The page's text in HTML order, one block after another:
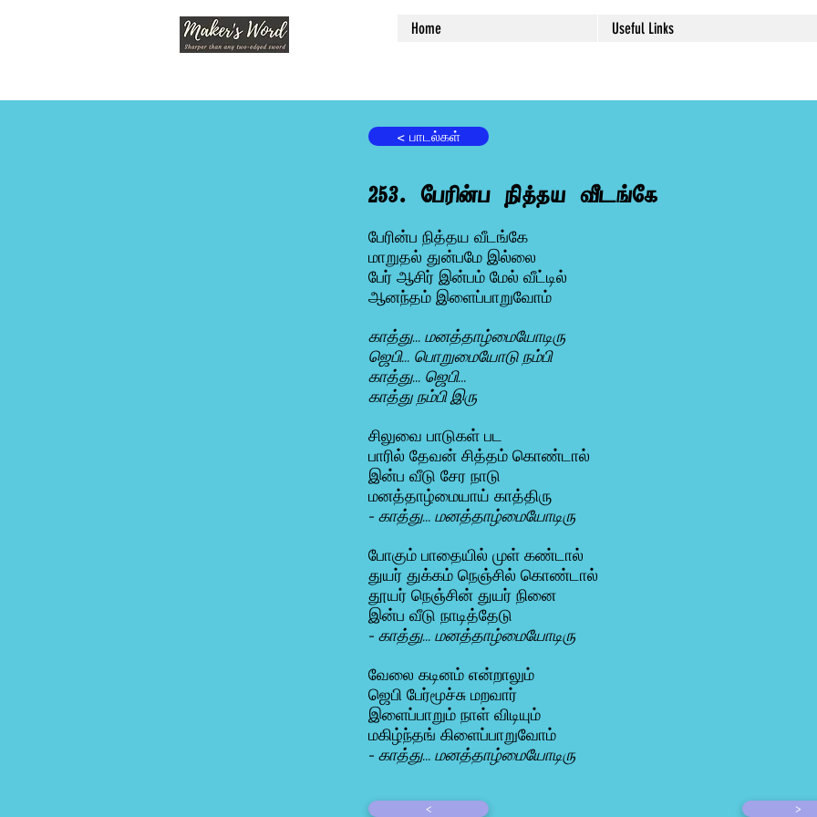
Home Useful Links
< பாடல்கள்
253. பேரின்ப நித்தய வீடங்கே
பேரின்ப நித்தய வீடங்கே
மாறுதல் துன்பமே இல்லை
பேர் ஆசிர் இன்பம் மேல் வீட்டில்
ஆனந்தம் இளைப்பாறுவோம்
காத்து... மனத்தாழ்மையோடிரு
ஜெபி... பொறுமையோடு நம்பி
காத்து... ஜெபி...
காத்து நம்பி இரு
சிலுவை பாடுகள் பட
பாரில் தேவன் சித்தம் கொண்டால்
இன்ப வீடு சேர நாடு
மனத்தாழ்மையாய் காத்திரு
- காத்து... மனத்தாழ்மையோடிரு
போகும் பாதையில் முள் கண்டால்
துயர் துக்கம் நெஞ்சில் கொண்டால்
தூயர் நெஞ்சின் துயர் நினை
இன்ப வீடு நாடித்தேடு
- காத்து... மனத்தாழ்மையோடிரு
வேலை கடினம் என்றாலும்
ஜெபி பேர்மூச்சு மறவார்
இளைப்பாறும் நாள் விடியும்
மகிழ்ந்தங் கிளைப்பாறுவோம்
- காத்து... மனத்தாழ்மையோடிரு
< >